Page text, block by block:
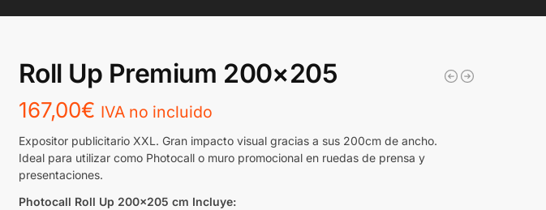
Roll Up Premium 200×205
167,00€ IVA no incluido
Expositor publicitario XXL. Gran impacto visual gracias a sus 200cm de ancho.
Ideal para utilizar como Photocall o muro promocional en ruedas de prensa y
presentaciones.
Photocall Roll Up 200×205 cm Incluye: